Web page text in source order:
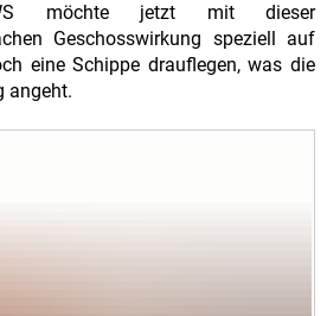
möchte jetzt mit dieser
Geschosswirkung speziell auf
eine Schippe drauflegen, was die
angeht.